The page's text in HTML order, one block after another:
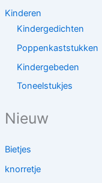
Kinderen
Kindergedichten
Poppenkaststukken
Kindergebeden
Toneelstukjes
Nieuw
Bietjes
knorretje